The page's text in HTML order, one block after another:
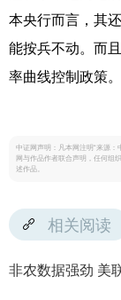
本央行而言，其
能按兵不动。而
率曲线控制政策。
中证网声明：凡本网注明“来源：
网与作品作者联合声明，任何组
述作品。
相关阅读
非农数据强劲 美